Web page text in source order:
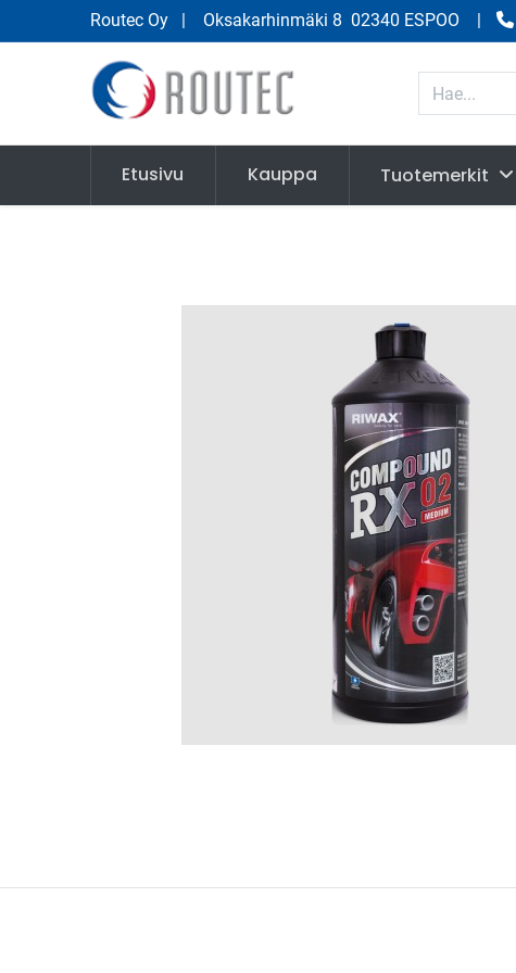
Routec Oy | Oksakarhinmäki 8 02340 ESPOO |
Etusivu Kauppa Tuotemerkit